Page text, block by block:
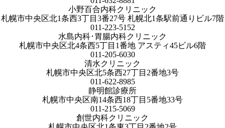
小野百合内科クリニック
札幌市中央区北1条西3丁目3番27号 札幌北1条駅前通りビル7階
011-223-5152
水島内科･胃腸内科クリニック
札幌市中央区北4条西5丁目1番地 アスティ45ビル6階
011-205-6030
清水クリニック
札幌市中央区北5条西27丁目2番地3号
011-622-8985
静明館診療所
札幌市中央区南14条西18丁目5番地33号
011-215-5069
創世内科クリニック